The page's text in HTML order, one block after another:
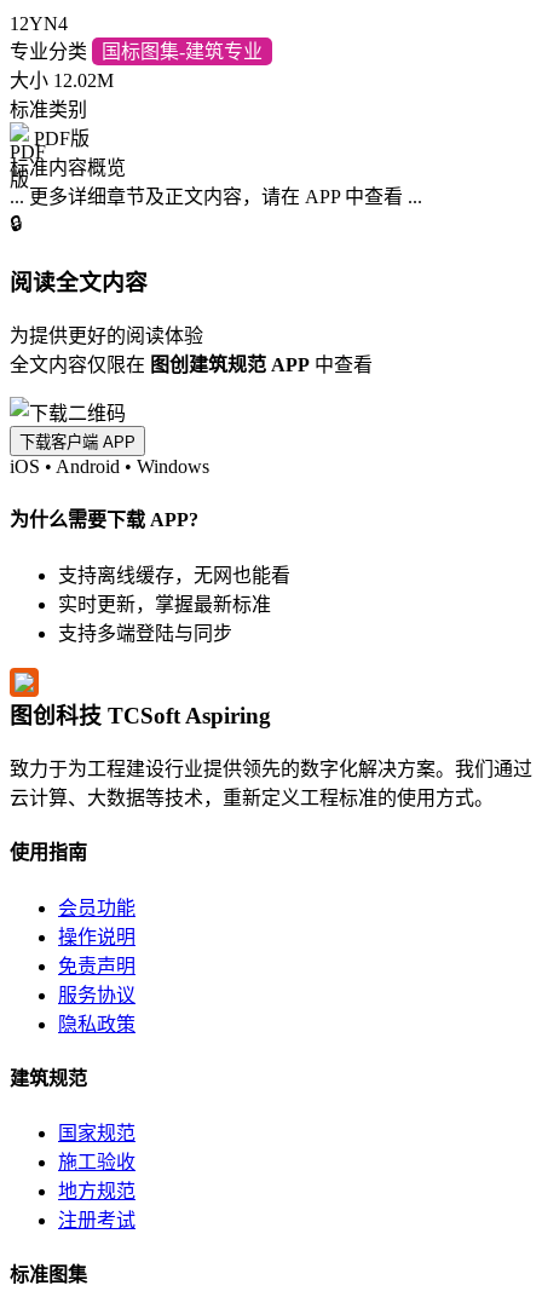
12YN4
专业分类
国标图集-建筑专业
大小 12.02M
标准类别
PDF版
标准内容概览
... 更多详细章节及正文内容，请在 APP 中查看 ...
🔒
阅读全文内容
为提供更好的阅读体验
全文内容仅限在 图创建筑规范 APP 中查看
下载客户端 APP
iOS • Android • Windows
为什么需要下载 APP?
支持离线缓存，无网也能看
实时更新，掌握最新标准
支持多端登陆与同步
图创科技 TCSoft Aspiring
致力于为工程建设行业提供领先的数字化解决方案。我们通过
云计算、大数据等技术，重新定义工程标准的使用方式。
使用指南
会员功能
操作说明
免责声明
服务协议
隐私政策
建筑规范
国家规范
施工验收
地方规范
注册考试
标准图集